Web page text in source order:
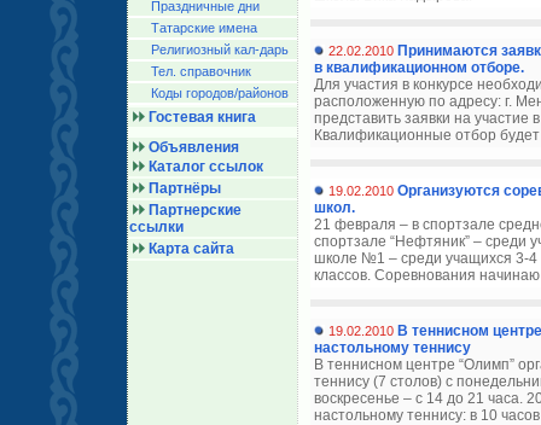
Праздничные дни
Татарские имена
Религиозный кал-дарь
Тел. справочник
Коды городов/райoнов
Гостевая книга
Объявления
Каталог ссылок
Партнёры
Партнерские
ссылки
Карта сайта
22.02.2010 Принимаются
в квалификационном отборе.
Для участия в конкурсе
расположенную по адресу: г.
представить заявки на
Квалификационные отбор
19.02.2010 Организуются
школ.
21 февраля – в спортзале
спортзале “Нефтяник” – среди
школе №1 – среди учащихся 3-4
классов. Соревнования
19.02.2010 В теннисном
настольному теннису
В теннисном центре “Олимп”
теннису (7 столов) с
воскресенье – с 14 до 21 часа.
настольному теннису: в 10